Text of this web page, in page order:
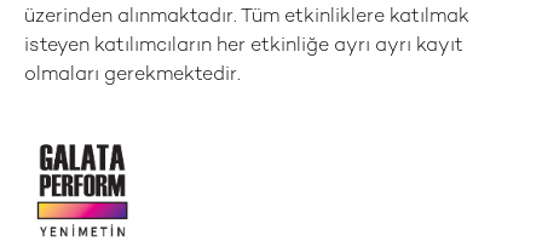
üzerinden alınmaktadır. Tüm etkinliklere katılmak
isteyen katılımcıların her etkinliğe ayrı ayrı kayıt
olmaları gerekmektedir.